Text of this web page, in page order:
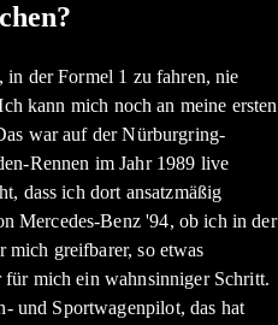
der Formel 1 zu fahren, nie
kann mich noch an meine ersten
war auf der Nürburgring-
Rennen im Jahr 1989 live
dass ich dort ansatzmäßig
Mercedes-Benz '94, ob ich in der
greifbarer, so etwas
mich ein wahnsinniger Schritt.
und Sportwagenpilot, das hat